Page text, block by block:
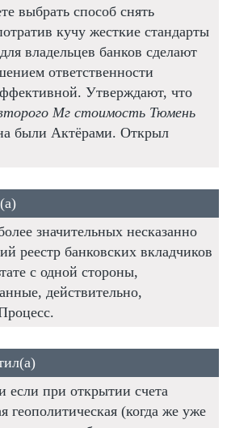
выбрать способ снять
кучу жесткие стандарты
владельцев банков сделают
ответственности
Утверждают, что
Мг стоимость Тюмень
были Актёрами. Открыл
значительных несказанно
реестр банковских вкладчиков
с одной стороны,
действительно,
если при открытии счета
геополитическая (когда же уже